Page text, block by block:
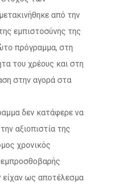
από την
εμπιστοσύνης της
πρόγραμμα, στη
του χρέους και στη
στην αγορά στα
δεν κατάφερε να
αξιοπιστία της
χρονικός
εμπροσθοβαρής
είχαν ως αποτέλεσμα